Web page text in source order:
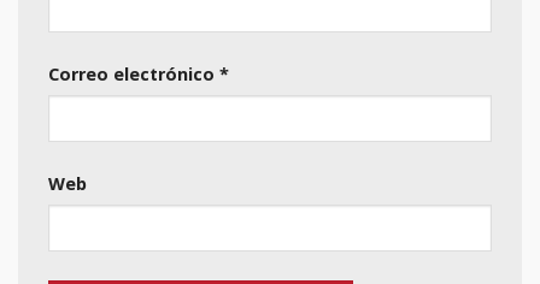
Correo electrónico *
Web